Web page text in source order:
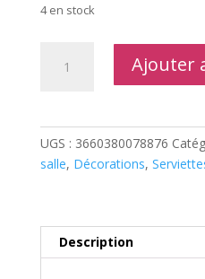
4 en stock
Ajouter
UGS : 3660380078876
salle, Décorations,
Description